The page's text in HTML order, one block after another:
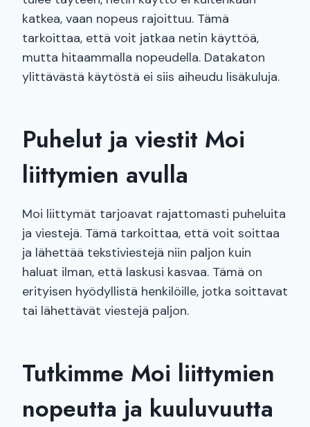
katkea, vaan nopeus rajoittuu. Tämä
tarkoittaa, että voit jatkaa netin käyttöä,
mutta hitaammalla nopeudella. Datakaton
ylittävästä käytöstä ei siis aiheudu lisäkuluja.
Puhelut ja viestit Moi
liittymien avulla
Moi liittymät tarjoavat rajattomasti puheluita
ja viestejä. Tämä tarkoittaa, että voit soittaa
ja lähettää tekstiviestejä niin paljon kuin
haluat ilman, että laskusi kasvaa. Tämä on
erityisen hyödyllistä henkilöille, jotka soittavat
tai lähettävät viestejä paljon.
Tutkimme Moi liittymien
nopeutta ja kuuluvuutta